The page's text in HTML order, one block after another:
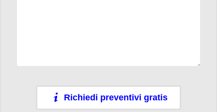
Richiedi preventivi gratis